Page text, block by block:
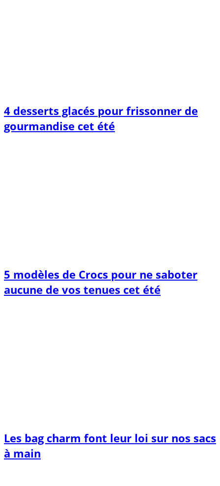
4 desserts glacés pour frissonner de
gourmandise cet été
5 modèles de Crocs pour ne saboter
aucune de vos tenues cet été
Les bag charm font leur loi sur nos sacs
à main